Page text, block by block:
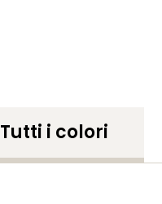
Tutti i colori